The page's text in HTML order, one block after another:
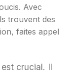
Avec
trouvent des
faites appel
crucial. Il